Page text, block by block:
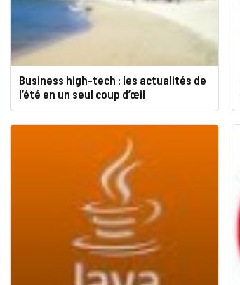
Business high-tech : les actualités de
l’été en un seul coup d’œil